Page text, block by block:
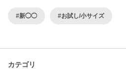
#新◯◯ #お試し/小サイズ
カテゴリ